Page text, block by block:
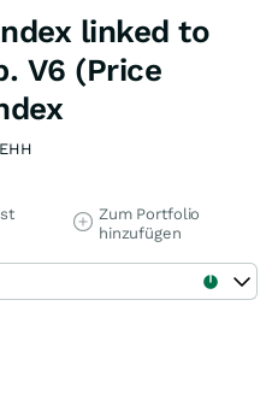
linked to
V6 (Price
Zum Portfolio
hinzufügen